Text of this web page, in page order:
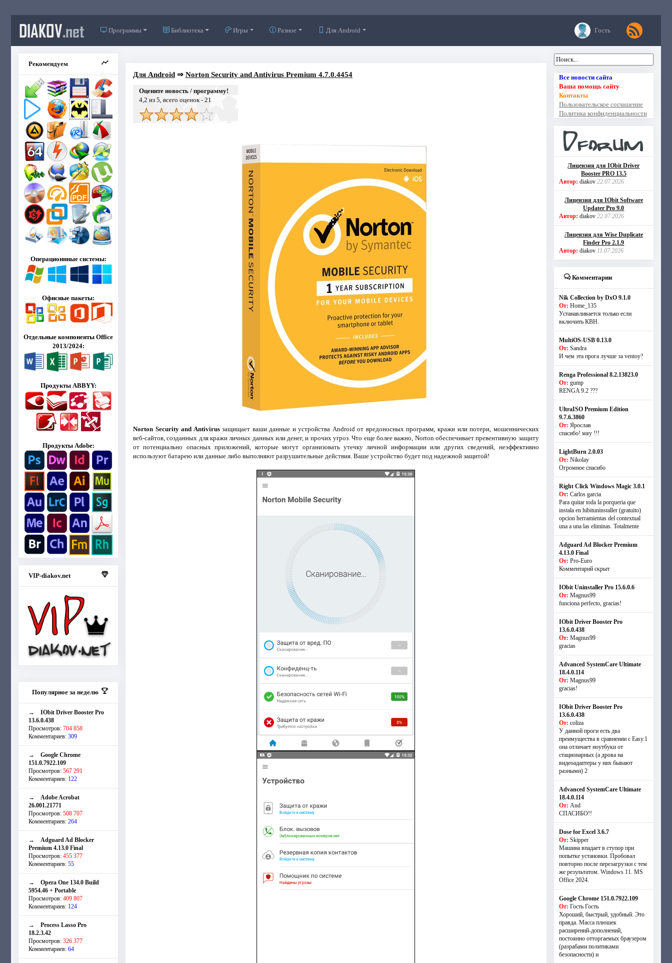
DIAKOV.net Программы Библиотека Игры Разное Для Android Гость
Рекомендуем
Операционнные системы:
Офисные пакеты:
Отдельные компоненты Office
2013/2024:
Продукты ABBYY:
Продукты Adobe:
VIP-diakov.net
Популярное за неделю
→ IObit Driver Booster Pro
13.6.0.438
Просмотров: 704 858
Комментариев: 309
→ Google Chrome
151.0.7922.109
Просмотров: 567 291
Комментариев: 122
→ Adobe Acrobat
26.001.21771
Просмотров: 508 707
Комментариев: 264
→ Adguard Ad Blocker
Premium 4.13.0 Final
Просмотров: 455 377
Комментариев: 55
→ Opera One 134.0 Build
5954.46 + Portable
Просмотров: 409 807
Комментариев: 124
→ Process Lasso Pro
18.2.3.42
Просмотров: 326 377
Комментариев: 64
Для Android⇒ Norton Security and Antivirus Premium 4.7.0.4454
Оцените новость / программу!
4,2 из 5, всего оценок - 21
Norton Security and Antivirusзащищает ваши данные и устройства Android от вредоносных программ, кражи или потери, мошеннических
веб-сайтов, созданных для кражи личных данных или денег, и прочих угроз. Что еще более важно, Norton обеспечивает превентивную защиту
от потенциально опасных приложений, которые могут организовать утечку личной информации или других сведений, неэффективно
используют батарею или данные либо выполняют разрушительные действия. Ваше устройство будет под надежной защитой!
Все новости сайта
Ваша помощь сайту
Контакты
Пользовательское соглашение
Политика конфиденциальности
Лицензия для IObit Driver
Booster PRO 13.5
Автор: diakov 22.07.2026
Лицензия для IObit Software
Updater Pro 9.0
Автор: diakov 22.07.2026
Лицензия для Wise Duplicate
Finder Pro 2.1.9
Автор: diakov 11.07.2026
Комментарии
Nik Collection by DxO 9.1.0
От: Home_135
Устанавливается только если
включить КВН.
MultiOS-USB 0.13.0
От: Sandra
И чем эта прога лучше за ventoy?
Renga Professional 8.2.13823.0
От: gump
RENGA 9.2 ???
UltraISO Premium Edition
9.7.6.3860
От: Ярослав
спасибо! мяу !!!
LightBurn 2.0.03
От: Nikolay
Огромное спасибо
Right Click Windows Magic 3.0.1
От: Carlos garcia
Para quitar toda la porqueria que
instala en hibituninstaller (gratuito)
opcion herramientas del contextual
una a una las eliminas. Totalmente
Adguard Ad Blocker Premium
4.13.0 Final
От: Pro-Euro
Комментарий скрыт
IObit Uninstaller Pro 15.6.0.6
От: Magnus99
funciona perfecto, gracias!
IObit Driver Booster Pro
13.6.0.438
От: Magnus99
gracias
Advanced SystemCare Ultimate
18.4.0.114
От: Magnus99
gracias!
IObit Driver Booster Pro
13.6.0.438
От: coliza
У данной проги есть два
преимущества в сравнении с Easy.1
она отличает ноутбуки от
стационарных (а дрова на
видеоадаптеры у них бывают
разными) 2
Advanced SystemCare Ultimate
18.4.0.114
От: And
СПАСИБО!!
Dose for Excel 3.6.7
От: Skipper
Машина впадает в ступор при
попытке установки. Пробовал
повторно после перезагрузки с тем
же результатом. Windows 11. MS
Offiсe 2024.
Google Chrome 151.0.7922.109
От: Гость Гость
Хороший, быстрый, удобный. Это
правда. Масса плюшек
расширений-дополнений,
постоянно отторгаемых браузером
(разрабами политиками
безопасности) и